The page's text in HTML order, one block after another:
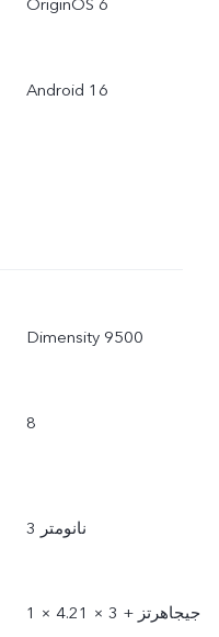
Android 16
Dimensity 9500
8
3 نانومتر
1 × 4.21 جيجاهرتز +‏ 3 ×